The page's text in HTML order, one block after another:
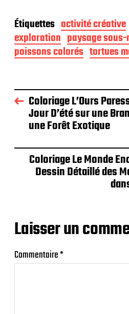
Étiquettes activité créative
exploration paysage
poissons colorés tortues
Coloriage L’Ours
Jour D’été sur une
une Forêt Exotique
Coloriage Le Monde
Dessin Détaillé des
Laisser un
Commentaire*